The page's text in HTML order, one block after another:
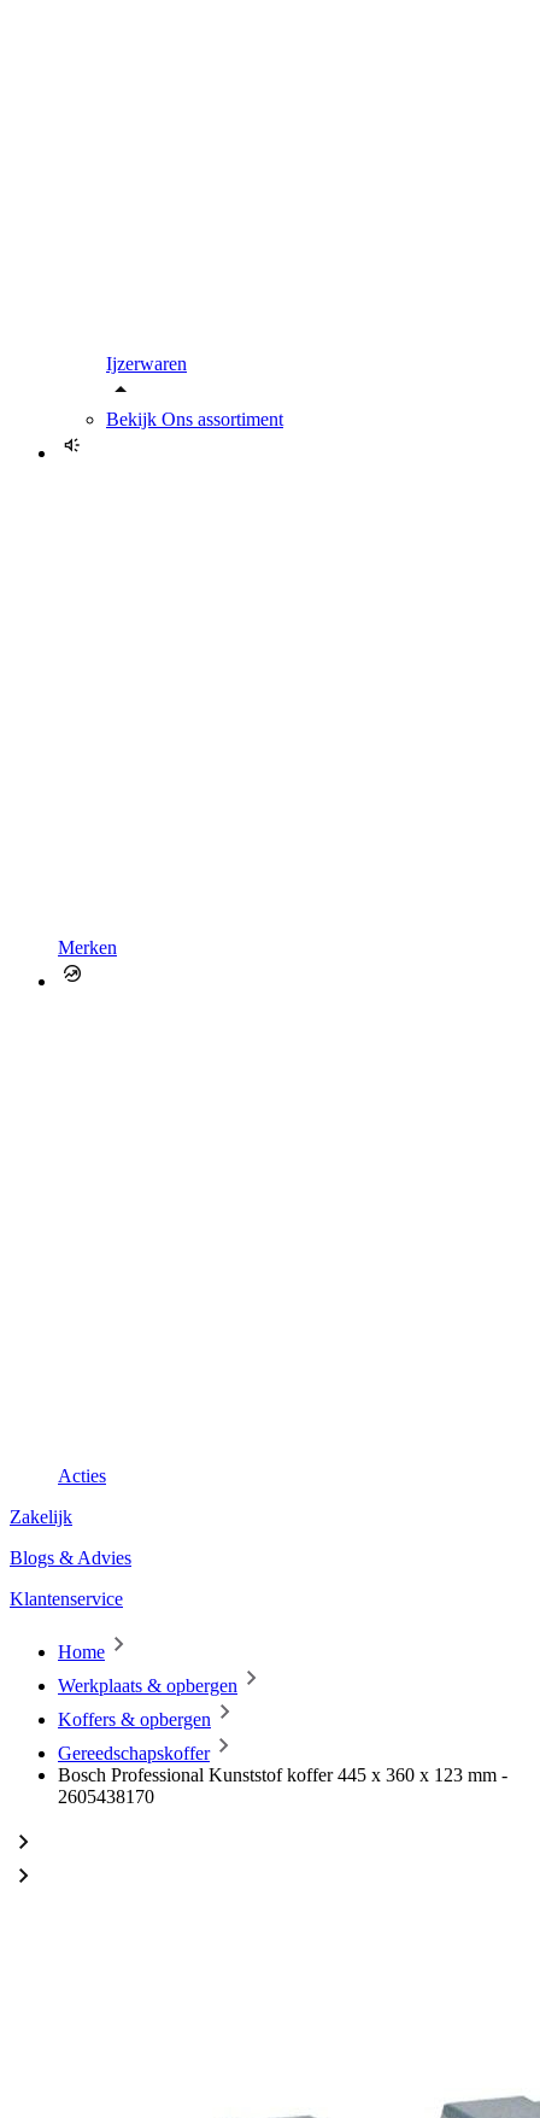
Ijzerwaren
Bekijk Ons assortiment
Merken
Acties
Zakelijk
Blogs & Advies
Klantenservice
Home
Werkplaats & opbergen
Koffers & opbergen
Gereedschapskoffer
Bosch Professional Kunststof koffer 445 x 360 x 123 mm -
2605438170